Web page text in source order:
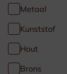
Metaal
Kunststof
Hout
Brons